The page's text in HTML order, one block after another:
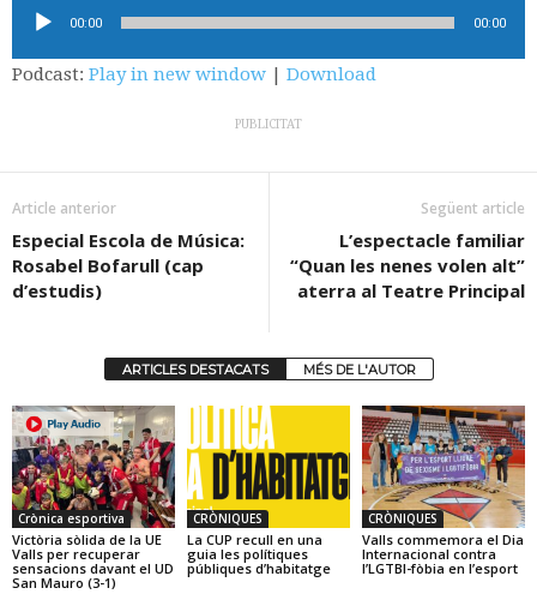
d'àudio00:00 00:00
Podcast: Play in new window | Download
PUBLICITAT
Article anterior
Especial Escola de Música:
Rosabel Bofarull (cap
d’estudis)
Següent article
L’espectacle familiar
“Quan les nenes volen alt”
aterra al Teatre Principal
ARTICLES DESTACATS MÉS DE L'AUTOR
Crònica esportiva
Victòria sòlida de la UE
Valls per recuperar
sensacions davant el UD
San Mauro (3-1)
CRÒNIQUES
La CUP recull en una
guia les polítiques
públiques d’habitatge
CRÒNIQUES
Valls commemora el Dia
Internacional contra
l’LGTBI-fòbia en l’esport